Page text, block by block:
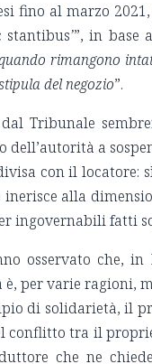
fino al marzo
stantibus’”, in base
rimangono
del negozio”.
Tribunale
dell’autorità a
con il
alla
ingovernabili fatti
osservato che,
per varie ragioni,
di solidarietà, il
conflitto tra il
che ne